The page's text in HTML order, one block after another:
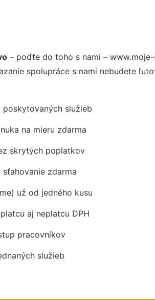
– poďte do toho s nami –
spolupráce s nami nebudete
služieb
na mieru zdarma
skrytých poplatkov
zdarma
už od jedného kusu
aj neplatcu DPH
pracovníkov
služieb